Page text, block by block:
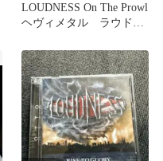
LOUDNESS On The Prowl
ヘヴィメタル ラウドネ